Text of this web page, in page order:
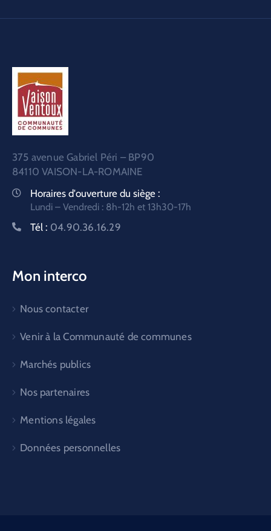
375 avenue Gabriel Péri – BP90
84110 VAISON-LA-ROMAINE
Horaires d'ouverture du siège :
Lundi – Vendredi : 8h-12h et 13h30-17h
Tél : 04.90.36.16.29
Mon interco
Nous contacter
Venir à la Communauté de communes
Marchés publics
Nos partenaires
Mentions légales
Données personnelles